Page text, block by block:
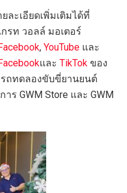
ละเอียดเพิ่มเติมได้ที่
รท วอลล์ มอเตอร์
, YouTube และ
และ TikTok ของ
รถทดลองขับขี่ยานยนต์
GWM Store และ GWM